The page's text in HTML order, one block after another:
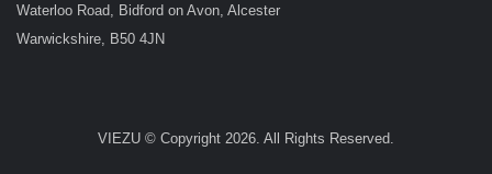
Waterloo Road, Bidford on Avon, Alcester
Warwickshire, B50 4JN
VIEZU © Copyright 2026. All Rights Reserved.